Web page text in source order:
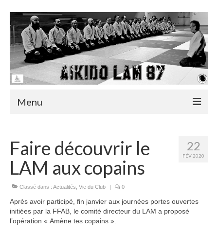
Menu
Actualités
Infos utiles
Albums
Vidéos
22
FÉV 2020
Faire découvrir le
LAM aux copains
Classé dans : Actualités, Vie du Club 0
Après avoir participé, fin janvier aux journées portes ouvertes
initiées par la FFAB, le comité directeur du LAM a proposé
l’opération « Amène tes copains ».